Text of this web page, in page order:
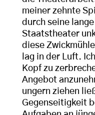
meiner zehnte
durch seine
Staatstheater
diese
lag in der Luft.
Kopf zu
Angebot
ungern ziehen
Gegenseitigkeit